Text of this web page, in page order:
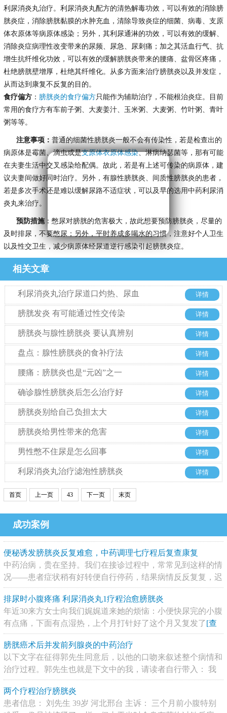
利尿消炎丸治疗。利尿消炎丸配方的清热解毒功效，可以有效的消除膀
胱炎症，消除膀胱黏膜的水肿充血，清除导致炎症的细菌、病毒、支原
体衣原体等病原体感染；另外，其利尿通淋的功效，可以有效的缓解、
消除炎症病理性改变带来的尿频、尿急、尿刺痛；加之其活血行气、抗
增生抗纤维化功效，可以有效的缓解膀胱炎带来的腰痛、盆骨区疼痛，
杜绝膀胱壁增厚，杜绝其纤维化。从多方面来治疗膀胱炎以及并发症，
从而达到康复不反复的目的。
食疗偏方 ： 膀胱炎的食疗偏方只能作为辅助治疗，不能根治炎症。目前
常用的食疗方有车前子粥、大麦姜汁、玉米粥、大麦粥、竹叶粥、青叶
粥等等。
注意事项： 普通的细菌性膀胱炎一般不会有传染性，若是检查出的
病原体是霉菌、滴虫或是支原体衣原体感染、淋病纳瑟菌等，那有可能
在夫妻生活中交叉感染给配偶。故此，若是有上述可传染的病原体，建
议夫妻间做好同时治疗。另外，有腺性膀胱炎、间质性膀胱炎的患者，
若是多次手术还是难以缓解尿路不适症状，可以及早的选用中药利尿消
炎丸来治疗。
预防措施 ：憋尿对膀胱的危害极大，故此想要预防膀胱炎，尽量的
及时排尿，不要憋尿；另外，平时养成多喝水的习惯，注意好个人卫生
以及性交卫生，减少病原体经尿道逆行感染引起膀胱炎症。
相关文章
利尿消炎丸治疗尿道口灼热、尿血 详情
膀胱发炎 有可能通过性交传染 详情
膀胱炎与腺性膀胱炎 要认真辨别 详情
盘点：腺性膀胱炎的食补疗法 详情
腰痛：膀胱炎也是“元凶”之一 详情
确诊腺性膀胱炎后怎么治疗好 详情
膀胱炎别给自己负担太大 详情
膀胱炎给男性带来的危害 详情
男性憋不住尿是怎么回事 详情
利尿消炎丸治疗滤泡性膀胱炎 详情
首页 上一页 43 下一页 末页
成功案例
便秘诱发膀胱炎反复难愈，中药调理七疗程后复查康复
中药治病，贵在坚持。我们在接诊过程中，常常见到这样的情
况——患者症状稍有好转便自行停药，结果病情反反复复，迟
迟难以根治，最终不得不从头再来。今天分享这个案例，是希
望正在治疗中的患者朋友能从中得到一些参[查看详情]
排尿时小腹疼痛 利尿消炎丸1疗程治愈膀胱炎
年近30来方女士向我们娓娓道来她的烦恼：小便快尿完的小腹
有点痛，下面有点湿热，上个月打针好了这个月又复发了[查
看详情]
膀胱癌术后并发前列腺炎的中药治疗
以下文字在征得郭先生同意后，以他的口吻来叙述整个病情和
治疗过程。郭先生也就是下文中的我，请读者自行带入： 我
是5年前因为几次尿血去医院做的检查，做膀胱镜加病理活检
确[查看详情]
两个疗程治疗膀胱炎
患者信息： 刘先生 39岁 河北邢台 主诉： 三个月前小腹特别